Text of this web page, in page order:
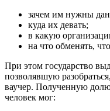
зачем им нужны
куда их девать;
в какую
на что обменять,
При этом государство
позволявшую
ваучер. Полученную
человек мог: